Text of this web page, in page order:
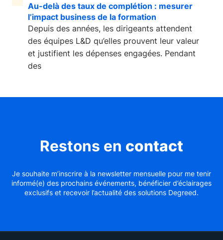
Au-delà des taux de complétion : mesurer
l’impact business de la formation
Depuis des années, les dirigeants attendent
des équipes L&D qu’elles prouvent leur valeur
et justifient les dépenses engagées. Pendant
des
Restons en contact
Je souhaite m’inscrire à la newsletter mensuelle pour me tenir
informé(e) des prochains événements, bénéficier d’éclairages
exclusifs et recevoir l’actualité des solutions Degreed.